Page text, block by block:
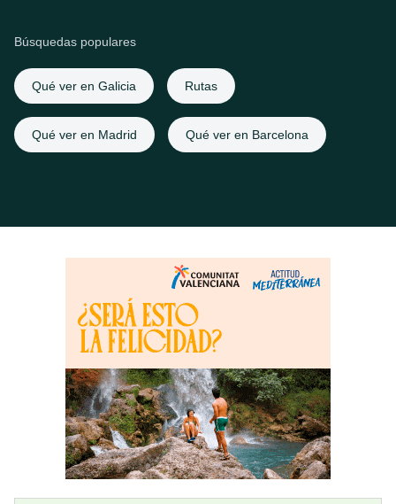
Búsquedas populares
Qué ver en Galicia Rutas
Qué ver en Madrid Qué ver en Barcelona